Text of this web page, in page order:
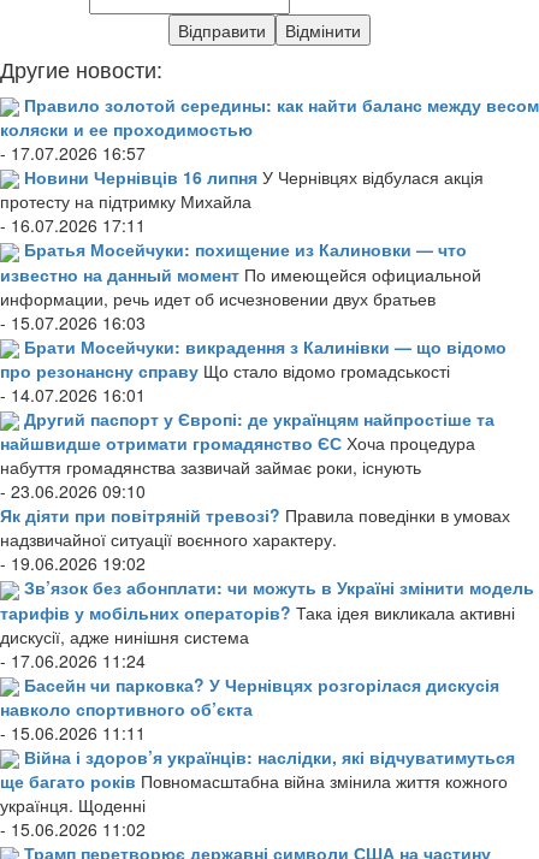
Другие новости:
Правило золотой середины: как найти баланс между весом
коляски и ее проходимостью
- 17.07.2026 16:57
Новини Чернівців 16 липня У Чернівцях відбулася акція
протесту на підтримку Михайла
- 16.07.2026 17:11
Братья Мосейчуки: похищение из Калиновки — что
известно на данный момент По имеющейся официальной
информации, речь идет об исчезновении двух братьев
- 15.07.2026 16:03
Брати Мосейчуки: викрадення з Калинівки — що відомо
про резонансну справу Що стало відомо громадськості
- 14.07.2026 16:01
Другий паспорт у Європі: де українцям найпростіше та
найшвидше отримати громадянство ЄС Хоча процедура
набуття громадянства зазвичай займає роки, існують
- 23.06.2026 09:10
Як діяти при повітряній тревозі? Правила поведінки в умовах
надзвичайної ситуації воєнного характеру.
- 19.06.2026 19:02
Зв’язок без абонплати: чи можуть в Україні змінити модель
тарифів у мобільних операторів? Така ідея викликала активні
дискусії, адже нинішня система
- 17.06.2026 11:24
Басейн чи парковка? У Чернівцях розгорілася дискусія
навколо спортивного об’єкта
- 15.06.2026 11:11
Війна і здоров’я українців: наслідки, які відчуватимуться
ще багато років Повномасштабна війна змінила життя кожного
українця. Щоденні
- 15.06.2026 11:02
Трамп перетворює державні символи США на частину